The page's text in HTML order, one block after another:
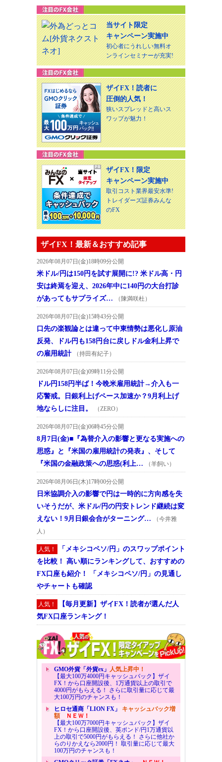
当サイト限定
キャンペーン実施中
初心者にうれしい無料オ
ンラインセミナーが充実!
ザイFX！読者に
圧倒的人気！
狭いスプレッドと高いス
ワップが魅力！
ザイFX！限定
キャンペーン実施中
取引コスト業界最安水準!
トレイダーズ証券みんな
のFX
ザイFX！最新＆おすすめ記事
2026年08月07日(金)18時09分公開
米ドル/円は150円を試す展開に!? 米ドル高・円
安は終焉を迎え、2026年中に140円の大台打診
があってもサプライズ…
（陳満咲杜）
2026年08月07日(金)15時43分公開
口先の楽観論とは違って中東情勢は悪化し原油
反発、ドル円も158円台に戻しドル金利上昇で
の雇用統計
（持田有紀子）
2026年08月07日(金)09時11分公開
ドル円158円半ば！今晩米雇用統計→介入も一
応警戒。日銀利上げペース加速か？9月利上げ
地ならしに注目。
（ZERO）
2026年08月07日(金)06時45分公開
8月7日(金)■『為替介入の影響と更なる実施への
思惑』と『米国の雇用統計の発表』、そして
『米国の金融政策への思惑(利上…
（羊飼い）
2026年08月06日(木)17時00分公開
日米協調介入の影響で円は一時的に方向感を失
いそうだが、米ドル/円の円安トレンド継続は変
えない！9月日銀会合がターニング…
（今井雅
人）
人気！
「メキシコペソ/円」のスワップポイント
を比較！ 高い順にランキングして、おすすめの
FX口座も紹介！ 「メキシコペソ/円」の見通し
やチャートも確認
人気！
【毎月更新】ザイFX！読者が選んだ人
気FX口座ランキング！
GMO外貨「外貨ex」 人気上昇中！
【最大100万4000円キャッシュバック】ザイ
FX！から口座開設後、1万通貨以上の取引で
4000円がもらえる！ さらに取引量に応じて最
大100万円のチャンスも！
ヒロセ通商「LION FX」 キャッシュバック増
額ＮＥＷ！
【最大100万7000円キャッシュバック】ザイ
FX！から口座開設後、英ポンド/円1万通貨以
上の取引で5000円がもらえる！ さらに他社か
らのりかえなら2000円！ 取引量に応じて最大
100万円のチャンスも！